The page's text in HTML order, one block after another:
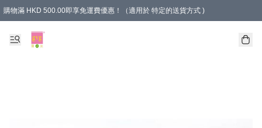
購物滿 HKD 500.00即享免運費優惠！（適用於 特定的送貨方式 )